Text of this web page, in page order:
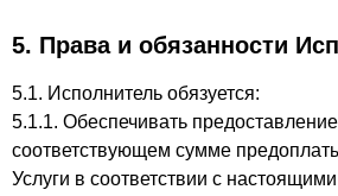
5. Права и обязанности
5.1. Исполнитель обязуется:
5.1.1. Обеспечивать
соответствующем сумме
Услуги в соответствии с